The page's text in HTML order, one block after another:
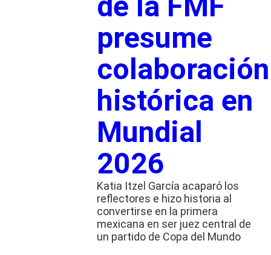
presume
colaboración
histórica en
Mundial
2026
Katia Itzel García acaparó los
reflectores e hizo historia al
convertirse en la primera
mexicana en ser juez central de
un partido de Copa del Mundo